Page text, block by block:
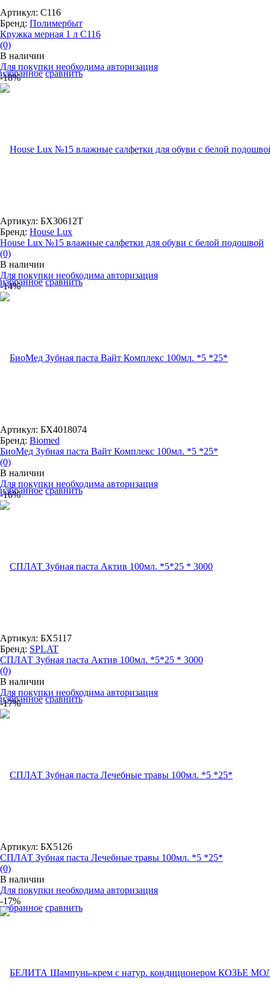
избранное сравнить
Артикул: С116
Бренд: Полимербыт
Кружка мерная 1 л С116
(0)
В наличии
Для покупки необходима авторизация
-18%
избранное сравнить
Артикул: БХ30612Т
Бренд: House Lux
House Lux №15 влажные салфетки для обуви с белой подошвой
(0)
В наличии
Для покупки необходима авторизация
-14%
избранное сравнить
Артикул: БХ4018074
Бренд: Biomed
БиоМед Зубная паста Вайт Комплекс 100мл. *5 *25*
(0)
В наличии
Для покупки необходима авторизация
-16%
избранное сравнить
Артикул: БХ5117
Бренд: SPLAT
СПЛАТ Зубная паста Актив 100мл. *5*25 * 3000
(0)
В наличии
Для покупки необходима авторизация
-17%
избранное сравнить
Артикул: БХ5126
СПЛАТ Зубная паста Лечебные травы 100мл. *5 *25*
(0)
В наличии
Для покупки необходима авторизация
-17%